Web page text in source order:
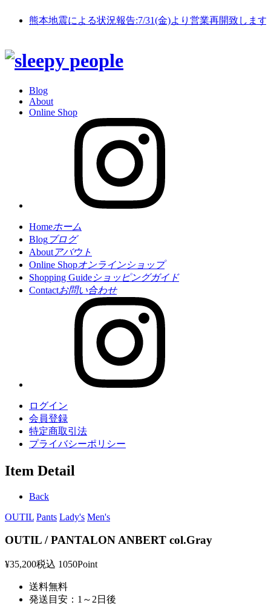
熊本地震による状況報告:7/31(金)より営業再開致します
Blog
About
Online Shop
Homeホーム
Blogブログ
About アバウト
Online Shopオンラインショップ
Shopping Guideショッピングガイド
Contactお問い合わせ
ログイン
会員登録
特定商取引法
プライバシーポリシー
Item Detail
Back
OUTIL Pants Lady's Men's
OUTIL / PANTALON ANBERT col.Gray
¥35,200税込 1050Point
送料無料
発送目安：1～2日後